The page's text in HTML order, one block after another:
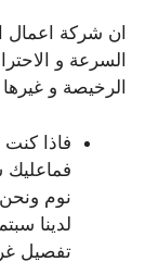
ان شركة اعمال
السرعة و
الرخيصة و
فاذا
نوم
لدينا
تفصيل